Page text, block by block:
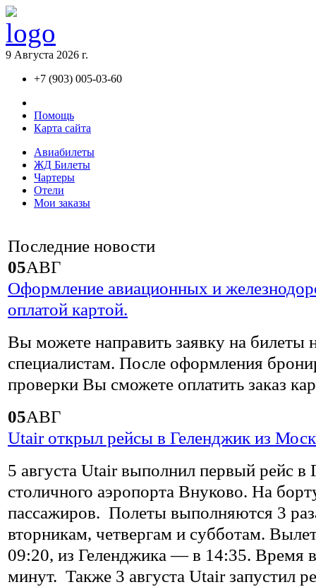
9 Августа 2026 г.
+7 (903) 005-03-60
Помощь
Карта сайта
Авиaбилеты
ЖД Билеты
Чартеры
Отели
Мои заказы
Последние новости
05АВГ
Оформление авиационных и
оплатой картой.
Вы можете направить заявку на билеты
специалистам. После оформления
проверки Вы сможете оплатить заказ
05АВГ
Utair открыл рейсы в Геленджик из
5 августа Utair выполнил первый рейс в
столичного аэропорта Внуково. На
пассажиров. Полеты выполняются 3
вторникам, четвергам и субботам.
09:20, из Геленджика — в 14:35. Время
минут. Также 3 августа Utair запустил